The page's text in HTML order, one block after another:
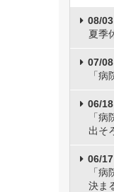
08/03
夏季
07/08
「
06/18
「
出そ
06/17
「
決ま